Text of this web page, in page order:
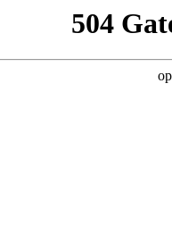
504